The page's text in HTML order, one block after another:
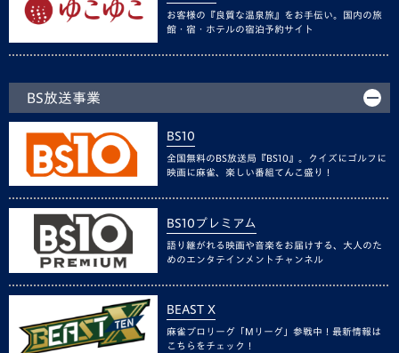
お客様の『良質な温泉旅』をお手伝い。国内の旅
館・宿・ホテルの宿泊予約サイト
BS放送事業
BS10
全国無料のBS放送局『BS10』。クイズにゴルフに
映画に麻雀、楽しい番組てんこ盛り！
BS10プレミアム
語り継がれる映画や音楽をお届けする、大人のた
めのエンタテインメントチャンネル
BEAST X
麻雀プロリーグ「Mリーグ」参戦中！最新情報は
こちらをチェック！